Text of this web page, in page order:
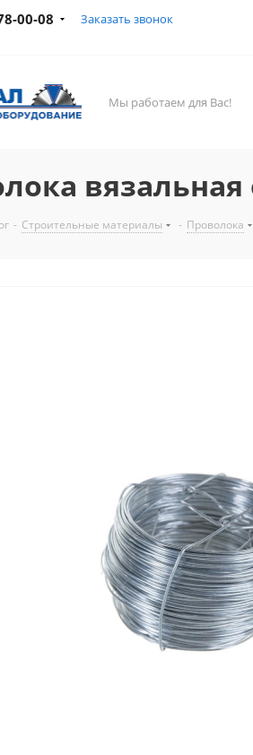
00-08 Заказать звонок
Мы работаем для Вас!
- Строительные материалы - Проволока